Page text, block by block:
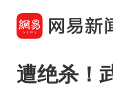
遭绝杀！